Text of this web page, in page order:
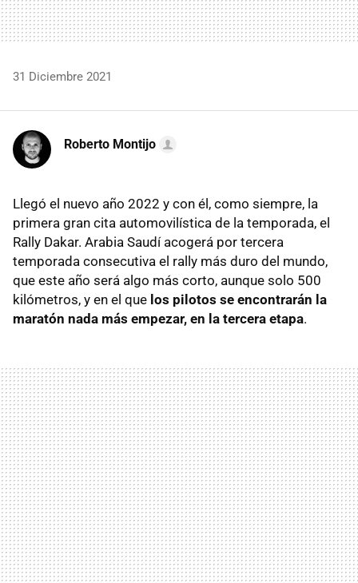
31 Diciembre 2021
Roberto Montijo
Llegó el nuevo año 2022 y con él, como siempre, la
primera gran cita automovilística de la temporada, el
Rally Dakar. Arabia Saudí acogerá por tercera
temporada consecutiva el rally más duro del mundo,
que este año será algo más corto, aunque solo 500
kilómetros, y en el que los pilotos se encontrarán la
maratón nada más empezar, en la tercera etapa.